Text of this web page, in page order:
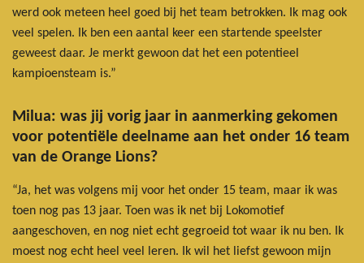
werd ook meteen heel goed bij het team betrokken. Ik mag ook
veel spelen. Ik ben een aantal keer een startende speelster
geweest daar. Je merkt gewoon dat het een potentieel
kampioensteam is.”
Milua: was jij vorig jaar in aanmerking gekomen
voor potentiële deelname aan het onder 16 team
van de Orange Lions?
“Ja, het was volgens mij voor het onder 15 team, maar ik was
toen nog pas 13 jaar. Toen was ik net bij Lokomotief
aangeschoven, en nog niet echt gegroeid tot waar ik nu ben. Ik
moest nog echt heel veel leren. Ik wil het liefst gewoon mijn